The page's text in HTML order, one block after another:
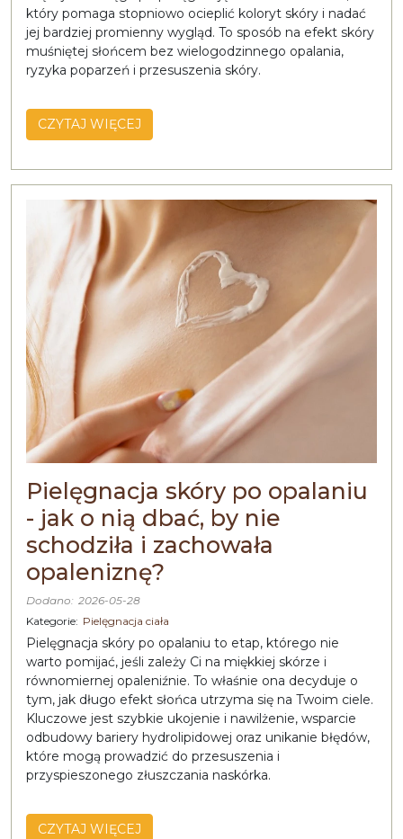
który pomaga stopniowo ocieplić koloryt skóry i nadać
jej bardziej promienny wygląd. To sposób na efekt skóry
muśniętej słońcem bez wielogodzinnego opalania,
ryzyka poparzeń i przesuszenia skóry.
CZYTAJ WIĘCEJ
Pielęgnacja skóry po opalaniu
- jak o nią dbać, by nie
schodziła i zachowała
opaleniznę?
Dodano: 2026-05-28
Kategorie: Pielęgnacja ciała
Pielęgnacja skóry po opalaniu to etap, którego nie
warto pomijać, jeśli zależy Ci na miękkiej skórze i
równomiernej opaleniźnie. To właśnie ona decyduje o
tym, jak długo efekt słońca utrzyma się na Twoim ciele.
Kluczowe jest szybkie ukojenie i nawilżenie, wsparcie
odbudowy bariery hydrolipidowej oraz unikanie błędów,
które mogą prowadzić do przesuszenia i
przyspieszonego złuszczania naskórka.
CZYTAJ WIĘCEJ